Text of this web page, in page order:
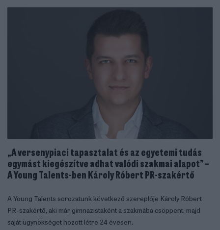
„A versenypiaci tapasztalat és az egyetemi tudás
egymást kiegészítve adhat valódi szakmai alapot” –
A Young Talents-ben Károly Róbert PR-szakértő
A Young Talents sorozatunk következő szereplője Károly Róbert
PR-szakértő, aki már gimnazistaként a szakmába csöppent, majd
saját ügynökséget hozott létre 24 évesen.